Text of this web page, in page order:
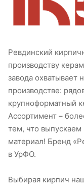
Ревдинский
производству
завода охватывает
производстве:
крупноформатный
Ассортимент –
тем, что
материал! Бренд
в УрФО.
Выбирая кирпич